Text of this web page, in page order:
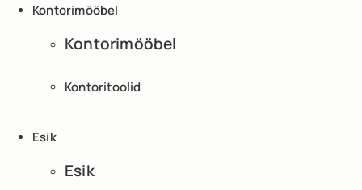
Kontorimööbel
Kontorimööbel
Kontoritoolid
Esik
Esik